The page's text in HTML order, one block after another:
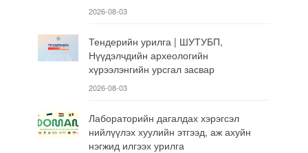
2026-08-03
Тендерийн урилга | ШУТУБП,
Нүүдэлчдийн археологийн
хүрээлэнгийн урсгал засвар
2026-08-03
Лабораторийн дагалдах хэрэгсэл
нийлүүлэх хуулийн этгээд, аж ахуйн
нэгжид илгээх урилга